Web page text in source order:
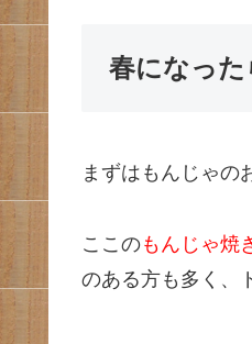
春になった
まずはもんじゃの
ここのもんじゃ焼
のある方も多く、